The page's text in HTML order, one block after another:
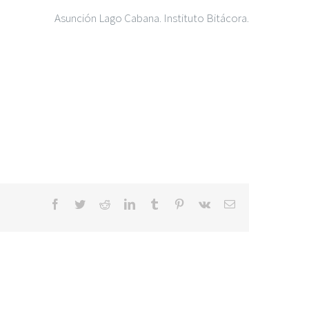
Asunción Lago Cabana. Instituto Bitácora.
Facebook
TwitterRedditLinkedInTumblr Pinterest
Vk
Correo